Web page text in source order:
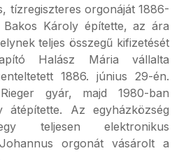
tízregiszteres orgonáját 1886-
Károly építette, az ára
teljes összegű kifizetését
Halász Mária vállalta
1886. június 29-én.
gyár, majd 1980-ban
átépítette. Az egyházközség
teljesen elektronikus
orgonát vásárolt a